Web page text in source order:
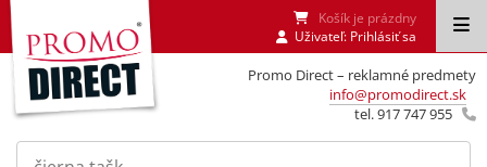
Promo Direct – reklamné predmety
info@promodirect.sk
tel. 917 747 955
Košík je prázdny
Uživateľ: Prihlásiť sa